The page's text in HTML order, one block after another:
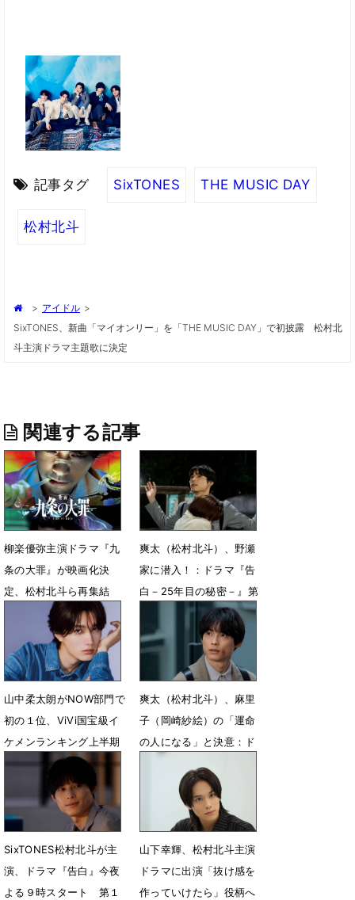
記事タグ SixTONES THE MUSIC DAY
松村北斗
> アイドル >
SixTONES、新曲「マイオンリー」を「THE MUSIC DAY」で初披露 松村北
斗主演ドラマ主題歌に決定
関連する記事
柳楽優弥主演ドラマ『九
条の大罪』が映画化決
定、松村北斗ら再集結
「俳優として本当に幸
7月30日 09時21分
爽太（松村北斗）、野瀬
家に潜入！：ドラマ『告
白－25年目の秘密－』第
3話（ネタバレあり）
7月26日 08時00分
山中柔太朗がNOW部門で
初の１位、ViVi国宝級イ
ケメンランキング上半期
全順位を発表
7月15日 19時18分
爽太（松村北斗）、麻里
子（岡崎紗絵）の「運命
の人になる」と決意：ド
7月12日 09時00分
SixTONES松村北斗が主
演、ドラマ『告白』今夜
よる９時スタート 第１
山下幸輝、松村北斗主演
ドラマに出演「抜け感を
作っていけたら」役柄へ